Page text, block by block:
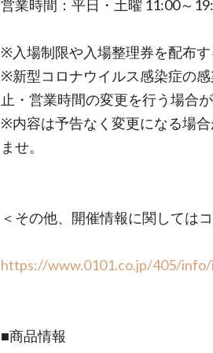
営業時間：平日・土曜 11:00～
※入場制限や入場整理券を配布す
※新型コロナウイルス感染症の
止・営業時間の変更を行う場合が
※内容は予告なく変更になる場
ませ。
＜その他、開催情報に関しては
https://www.0101.co.jp/405/info/
■商品情報